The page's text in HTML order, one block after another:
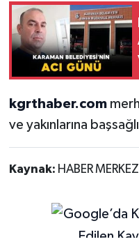
kgrthaber.com
ve yakınlarına
Kaynak: HABER MERKEZİ